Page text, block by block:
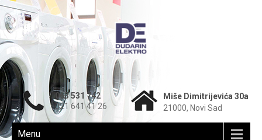
063 531 742
021 641 41 26
Miše Dimitrijevića 30a
21000, Novi Sad
Menu